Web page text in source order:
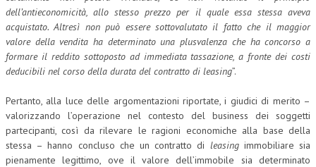
dell’antieconomicità, allo stesso prezzo per il quale essa stessa aveva
acquistato. Altresì non può essere sottovalutato il fatto che il maggior
valore della vendita ha determinato una plusvalenza che ha concorso a
formare il reddito sottoposto ad immediata tassazione, a fronte dei costi
deducibili nel corso della durata del contratto di leasing”.
Pertanto, alla luce delle argomentazioni riportate, i giudici di merito –
valorizzando l’operazione nel contesto del business dei soggetti
partecipanti, così da rilevare le ragioni economiche alla base della
stessa – hanno concluso che un contratto di leasingimmobiliare sia
pienamente legittimo, ove il valore dell’immobile sia determinato